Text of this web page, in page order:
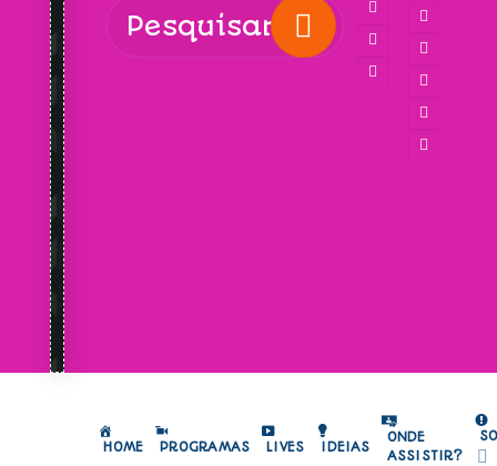
HOME PROGRAMAS LIVES IDEIAS
ONDE
ASSISTIR?